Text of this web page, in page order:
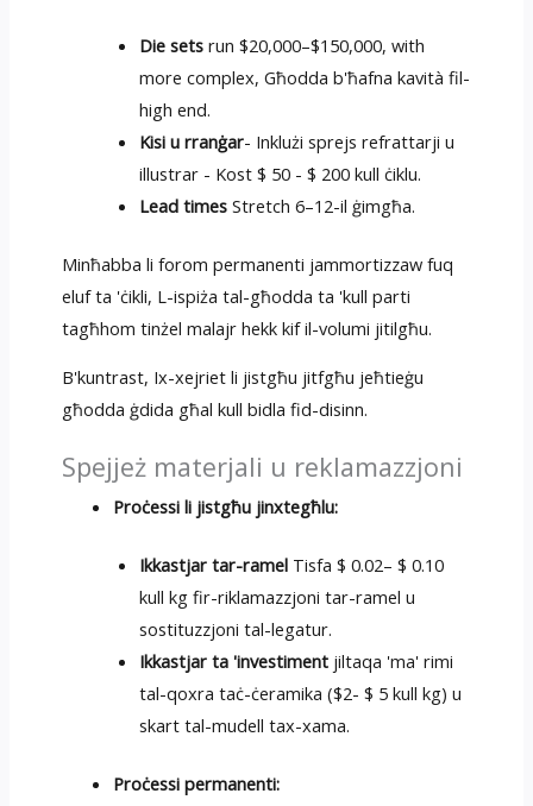
Die sets run $20,000–$150,000,with
more complex, Għodda b'ħafna kavità fil-
high end.
Kisi u rranġar- Inklużi sprejs refrattarji u
illustrar - Kost $ 50 - $ 200 kull ċiklu.
Lead times Stretch 6–12-il ġimgħa.
Minħabba li forom permanenti jammortizzaw fuq
eluf ta 'ċikli, L-ispiża tal-għodda ta 'kull parti
tagħhom tinżel malajr hekk kif il-volumi jitilgħu.
B'kuntrast, Ix-xejriet li jistgħu jitfgħu jeħtieġu
għodda ġdida għal kull bidla fid-disinn.
Spejjeż materjali u reklamazzjoni
Proċessi li jistgħu jinxtegħlu:
Ikkastjar tar-ramel Tisfa $ 0.02– $ 0.10
kull kg fir-riklamazzjoni tar-ramel u
sostituzzjoni tal-legatur.
Ikkastjar ta 'investiment jiltaqa 'ma' rimi
tal-qoxra taċ-ċeramika ($2- $ 5 kull kg) u
skart tal-mudell tax-xama.
Proċessi permanenti: